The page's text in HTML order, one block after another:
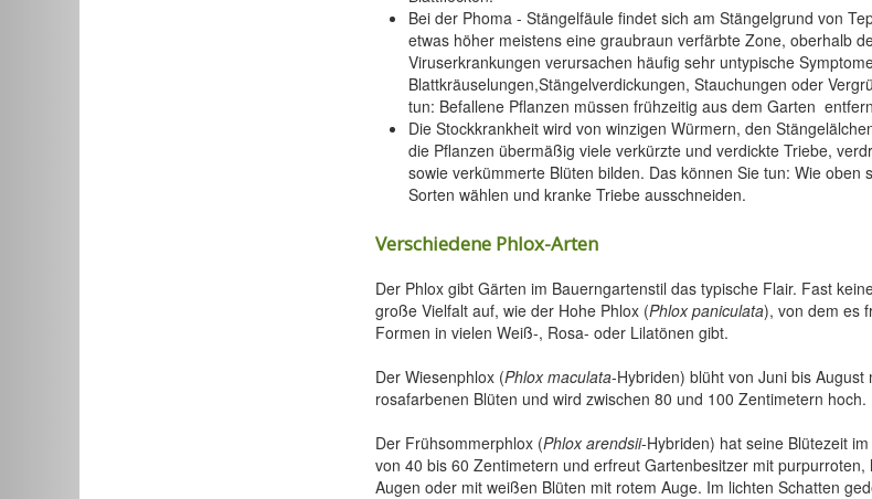
Bei der Phoma - Stängelfäule findet sich am Stängelgrund von
etwas höher meistens eine graubraun verfärbte Zone, oberhalb
Viruserkrankungen verursachen häufig sehr untypische
Blattkräuselungen,Stängelverdickungen, Stauchungen oder
tun: Befallene Pflanzen müssen frühzeitig aus dem Garten
Die Stockkrankheit wird von winzigen Würmern, den
die Pflanzen übermäßig viele verkürzte und verdickte Triebe,
sowie verkümmerte Blüten bilden. Das können Sie tun: Wie oben
Sorten wählen und kranke Triebe ausschneiden.
Verschiedene Phlox-Arten
Der Phlox gibt Gärten im Bauerngartenstil das typische Flair. Fast
große Vielfalt auf, wie der Hohe Phlox (Phlox paniculata), von dem es
Formen in vielen Weiß-, Rosa- oder Lilatönen gibt.
Der Wiesenphlox (Phlox maculata-Hybriden) blüht von Juni bis
rosafarbenen Blüten und wird zwischen 80 und 100 Zentimetern hoch.
Der Frühsommerphlox (Phlox arendsii-Hybriden) hat seine Blütezeit
von 40 bis 60 Zentimetern und erfreut Gartenbesitzer mit
Augen oder mit weißen Blüten mit rotem Auge. Im lichten Schatten